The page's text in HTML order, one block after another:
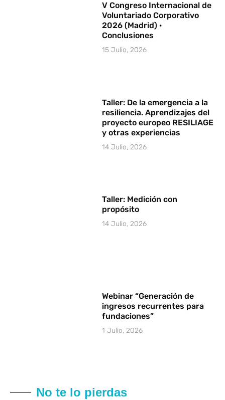
V Congreso Internacional de
Voluntariado Corporativo
2026 (Madrid) ·
Conclusiones
15 Julio, 2026
Taller: De la emergencia a la
resiliencia. Aprendizajes del
proyecto europeo RESILIAGE
y otras experiencias
14 Julio, 2026
Taller: Medición con
propósito
14 Julio, 2026
Webinar “Generación de
ingresos recurrentes para
fundaciones”
1 Julio, 2026
No te lo pierdas